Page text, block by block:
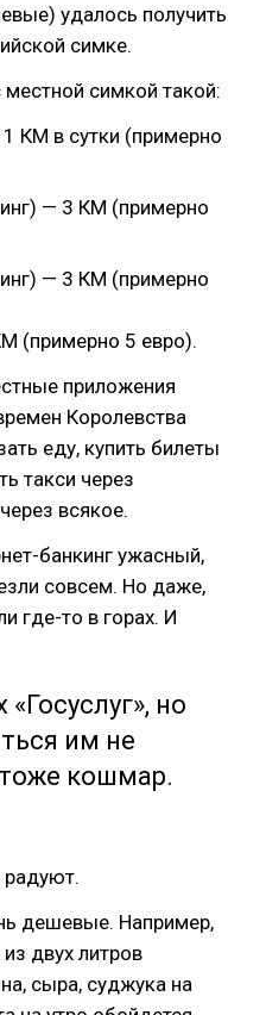
удалось получить
симке.
симкой такой:
КМ в сутки (примерно
— 3 КМ (примерно
— 3 КМ (примерно
(примерно 5 евро).
приложения
Королевства
еду, купить билеты
такси через
всякое.
банкинг ужасный,
совсем. Но даже,
где-то в горах. И
но
им не
кошмар.
радуют.
дешевые. Например,
двух литров
сыра, суджука на